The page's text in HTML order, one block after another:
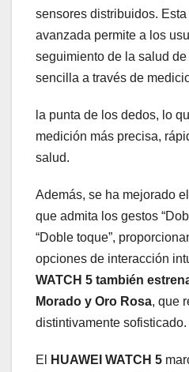
sensores distribuidos.
avanzada permite a los
seguimiento de la salud
sencilla a través de
la punta de los dedos, lo
medición más precisa,
salud.
Además, se ha mejorado
que admita los gestos
“Doble toque”,
opciones de interacción
WATCH 5 también
Morado y Oro Rosa, que
distintivamente sofisticado.
El HUAWEI WATCH 5